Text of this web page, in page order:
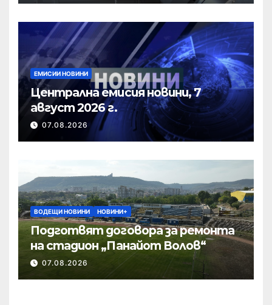
ЕМИСИИ НОВИНИ
Централна емисия новини, 7
август 2026 г.
07.08.2026
ВОДЕЩИ НОВИНИ НОВИНИ+
Подготвят договора за ремонта
на стадион „Панайот Волов“
07.08.2026